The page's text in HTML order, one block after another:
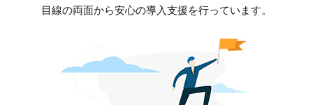
目線の両面から安心の導入支援を行っています。